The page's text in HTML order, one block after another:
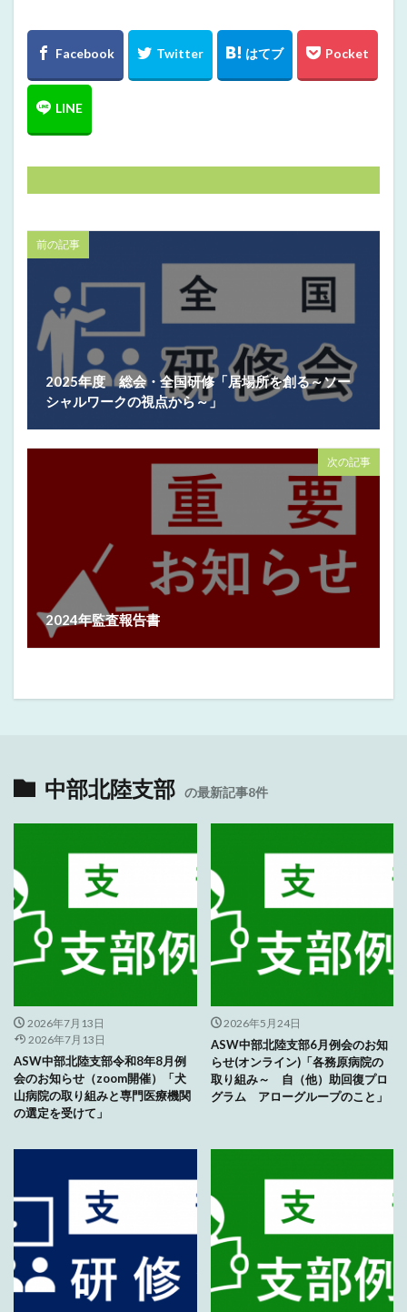
前の記事
2025年度 総会・全国研修「居場所を創る～ソー
シャルワークの視点から～」
次の記事
2024年監査報告書
中部北陸支部 の最新記事8件
2026年7月13日
2026年7月13日
ASW中部北陸支部令和8年8月例
会のお知らせ（zoom開催）「犬
山病院の取り組みと専門医療機関
の選定を受けて」
2026年5月24日
ASW中部北陸支部6月例会のお知
らせ(オンライン)「各務原病院の
取り組み～ 自（他）助回復プロ
グラム アローグループのこと」